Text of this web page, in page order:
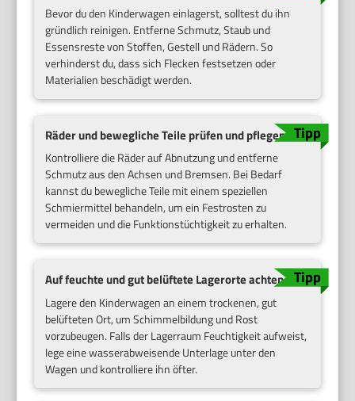
Bevor du den Kinderwagen einlagerst, solltest du ihn
gründlich reinigen. Entferne Schmutz, Staub und
Essensreste von Stoffen, Gestell und Rädern. So
verhinderst du, dass sich Flecken festsetzen oder
Materialien beschädigt werden.
Räder und bewegliche Teile prüfen und pflegen
Kontrolliere die Räder auf Abnutzung und entferne
Schmutz aus den Achsen und Bremsen. Bei Bedarf
kannst du bewegliche Teile mit einem speziellen
Schmiermittel behandeln, um ein Festrosten zu
vermeiden und die Funktionstüchtigkeit zu erhalten.
Auf feuchte und gut belüftete Lagerorte achten
Lagere den Kinderwagen an einem trockenen, gut
belüfteten Ort, um Schimmelbildung und Rost
vorzubeugen. Falls der Lagerraum Feuchtigkeit aufweist,
lege eine wasserabweisende Unterlage unter den
Wagen und kontrolliere ihn öfter.